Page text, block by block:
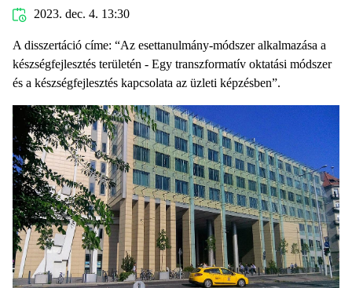
2023. dec. 4. 13:30
A disszertáció címe: “Az esettanulmány-módszer alkalmazása a
készségfejlesztés területén - Egy transzformatív oktatási módszer
és a készségfejlesztés kapcsolata az üzleti képzésben”.